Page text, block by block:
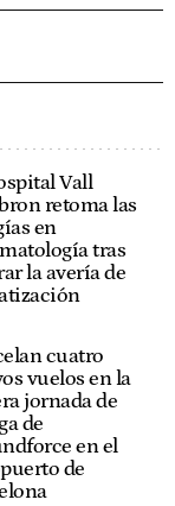
Vall
retoma las
en
tras
la avería de
cuatro
vuelos en la
jornada de
de
en el
de